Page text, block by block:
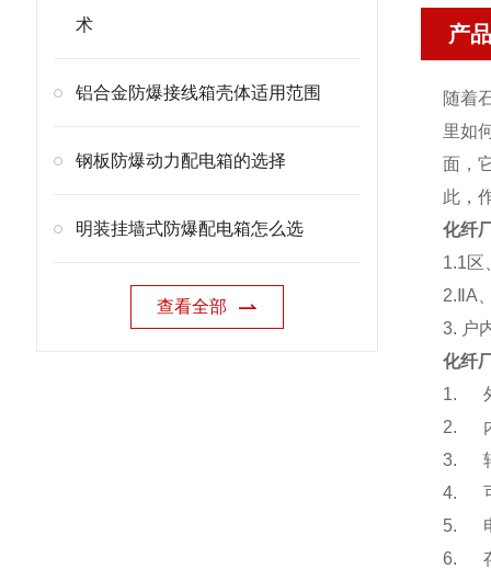
术
铝合金防爆接线箱壳体适用范围
钢板防爆动力配电箱的选择
明装挂墙式防爆配电箱怎么选
查看全部
产
随着
里如
面，
此，
化纤
1.1区
2.ⅡA
3. 户
化纤
1. 外
2. 内
3. 转
4. 可
5. 电
6. 存